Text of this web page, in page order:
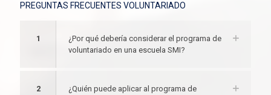
PREGUNTAS FRECUENTES VOLUNTARIADO
1
¿Por qué debería considerar el programa de
voluntariado en una escuela SMI?
2
¿Quién puede aplicar al programa de